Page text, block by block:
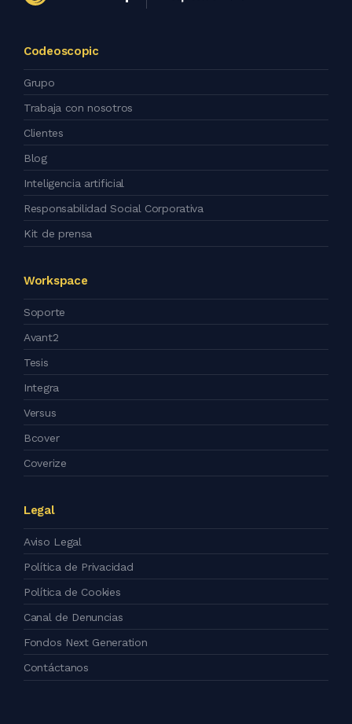
Codeoscopic
Grupo
Trabaja con nosotros
Clientes
Blog
Inteligencia artificial
Responsabilidad Social Corporativa
Kit de prensa
Workspace
Soporte
Avant2
Tesis
Integra
Versus
Bcover
Coverize
Legal
Aviso Legal
Política de Privacidad
Política de Cookies
Canal de Denuncias
Fondos Next Generation
Contáctanos